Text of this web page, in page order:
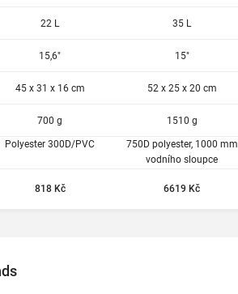
22 L
15,6"
45 x 31 x 16 cm
700 g
Polyester 300D/PVC
818 Kč
35 L
15"
52 x 25 x 20 cm
1510 g
750D polyester, 1000 mm
vodního sloupce
6619 Kč